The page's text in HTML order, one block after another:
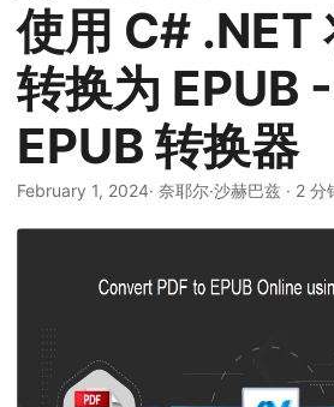
使用 C# .NET
转换为 EPUB
EPUB 转换器
February 1, 2024· 奈耶尔·沙赫巴兹 · 2 分